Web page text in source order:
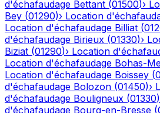
d'échafaudage Bettant (01500)›
Bey (01290)› Location
Location d'échafaudage Billiat (
d'échafaudage Birieux (01330)›
Biziat (01290)› Location
Location d'échafaudage Bohas-
Location d'échafaudage Boissey (
d'échafaudage Bolozon (01450)›
d'échafaudage Bouligneux (01330)
d'échafaudage Bourg-en-Bresse (